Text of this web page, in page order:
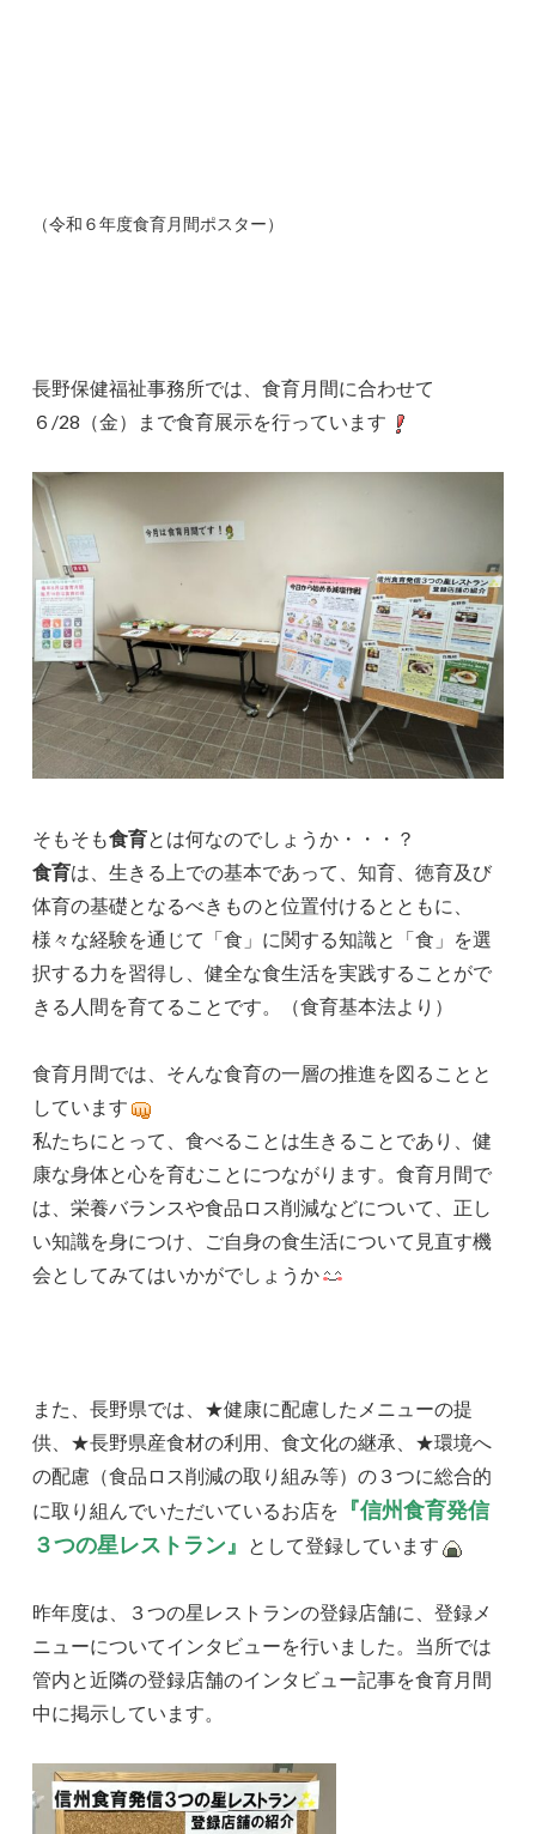
（令和６年度食育月間ポスター）
長野保健福祉事務所では、食育月間に合わせて
６/28（金）まで食育展示を行っています
そもそも食育とは何なのでしょうか・・・？
食育は、生きる上での基本であって、知育、徳育及び
体育の基礎となるべきものと位置付けるとともに、
様々な経験を通じて「食」に関する知識と「食」を選
択する力を習得し、健全な食生活を実践することがで
きる人間を育てることです。（食育基本法より）
食育月間では、そんな食育の一層の推進を図ることと
しています
私たちにとって、食べることは生きることであり、健
康な身体と心を育むことにつながります。食育月間で
は、栄養バランスや食品ロス削減などについて、正し
い知識を身につけ、ご自身の食生活について見直す機
会としてみてはいかがでしょうか
また、長野県では、★健康に配慮したメニューの提
供、★長野県産食材の利用、食文化の継承、★環境へ
の配慮（食品ロス削減の取り組み等）の３つに総合的
に取り組んでいただいているお店を
『信州食育発信
３つの星レストラン』
として登録しています
昨年度は、３つの星レストランの登録店舗に、登録メ
ニューについてインタビューを行いました。当所では
管内と近隣の登録店舗のインタビュー記事を食育月間
中に掲示しています。